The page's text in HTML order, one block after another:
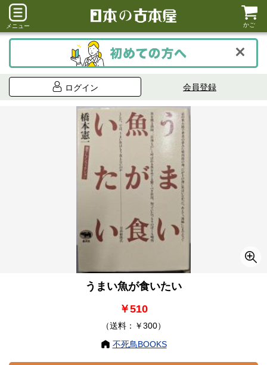
メニュー かご
ログイン 会員登録
うまい魚が食いたい
￥510
（送料：￥300）
不死鳥BOOKS